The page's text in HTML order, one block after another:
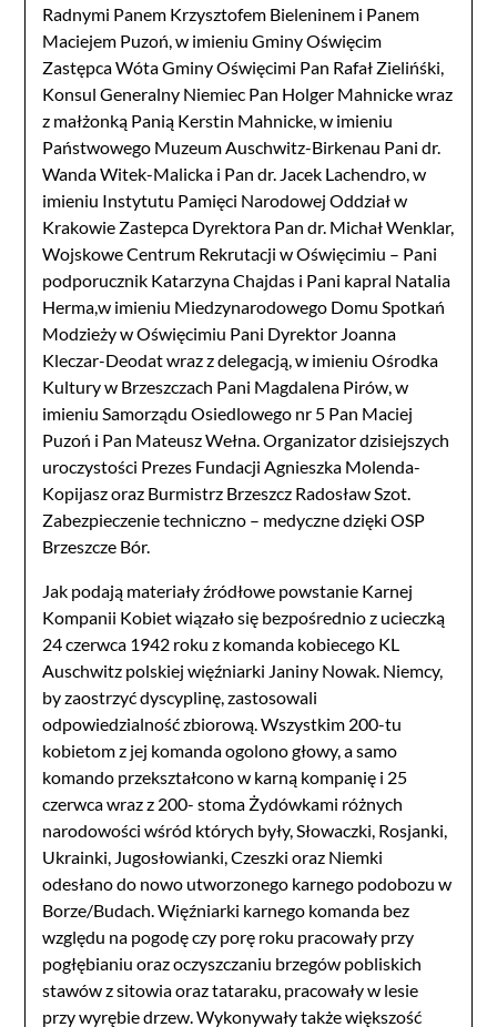
Radnymi Panem Krzysztofem Bieleninem i Panem
Maciejem Puzoń, w imieniu Gminy Oświęcim
Zastępca Wóta Gminy Oświęcimi Pan Rafał Zielińśki,
Konsul Generalny Niemiec Pan Holger Mahnicke wraz
z małżonką Panią Kerstin Mahnicke, w imieniu
Państwowego Muzeum Auschwitz-Birkenau Pani dr.
Wanda Witek-Malicka i Pan dr. Jacek Lachendro, w
imieniu Instytutu Pamięci Narodowej Oddział w
Krakowie Zastepca Dyrektora Pan dr. Michał Wenklar,
Wojskowe Centrum Rekrutacji w Oświęcimiu – Pani
podporucznik Katarzyna Chajdas i Pani kapral Natalia
Herma,w imieniu Miedzynarodowego Domu Spotkań
Modzieży w Oświęcimiu Pani Dyrektor Joanna
Kleczar-Deodat wraz z delegacją, w imieniu Ośrodka
Kultury w Brzeszczach Pani Magdalena Pirów, w
imieniu Samorządu Osiedlowego nr 5 Pan Maciej
Puzoń i Pan Mateusz Wełna. Organizator dzisiejszych
uroczystości Prezes Fundacji Agnieszka Molenda-
Kopijasz oraz Burmistrz Brzeszcz Radosław Szot.
Zabezpieczenie techniczno – medyczne dzięki OSP
Brzeszcze Bór.
Jak podają materiały źródłowe powstanie Karnej
Kompanii Kobiet wiązało się bezpośrednio z ucieczką
24 czerwca 1942 roku z komanda kobiecego KL
Auschwitz polskiej więźniarki Janiny Nowak. Niemcy,
by zaostrzyć dyscyplinę, zastosowali
odpowiedzialność zbiorową. Wszystkim 200-tu
kobietom z jej komanda ogolono głowy, a samo
komando przekształcono w karną kompanię i 25
czerwca wraz z 200- stoma Żydówkami różnych
narodowości wśród których były, Słowaczki, Rosjanki,
Ukrainki, Jugosłowianki, Czeszki oraz Niemki
odesłano do nowo utworzonego karnego podobozu w
Borze/Budach. Więźniarki karnego komanda bez
względu na pogodę czy porę roku pracowały przy
pogłębianiu oraz oczyszczaniu brzegów pobliskich
stawów z sitowia oraz tataraku, pracowały w lesie
przy wyrębie drzew. Wykonywały także większość